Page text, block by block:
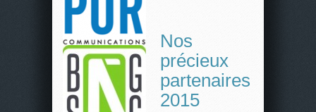
Nos
précieux
partenaires
2015